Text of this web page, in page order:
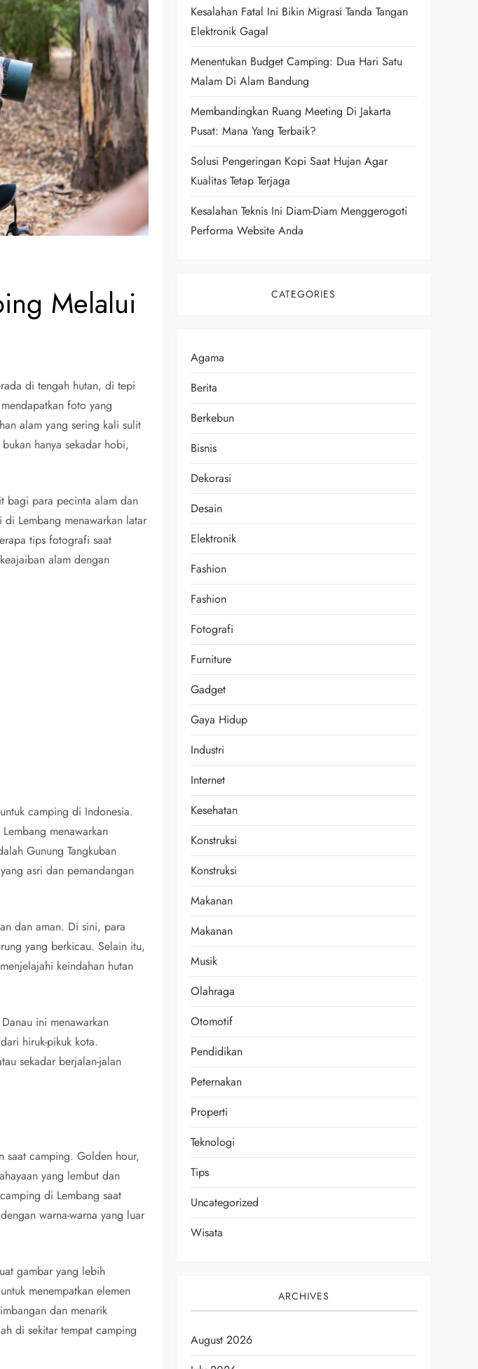
Melalui
di tengah hutan, di tepi
foto yang
alam yang sering kali sulit
hanya sekadar hobi,
bagi para pecinta alam dan
Lembang menawarkan latar
tips fotografi saat
alam dengan
camping di Indonesia.
menawarkan
Gunung Tangkuban
asri dan pemandangan
dan aman. Di sini, para
yang berkicau. Selain itu,
keindahan hutan
ini menawarkan
hiruk-pikuk kota.
sekadar berjalan-jalan
saat camping. Golden hour,
yang lembut dan
di Lembang saat
warna-warna yang luar
gambar yang lebih
menempatkan elemen
dan menarik
di sekitar tempat camping
Kesalahan Fatal Ini Bikin Migrasi Tanda Tangan
Elektronik Gagal
Menentukan Budget Camping: Dua Hari Satu
Malam Di Alam Bandung
Membandingkan Ruang Meeting Di Jakarta
Pusat: Mana Yang Terbaik?
Solusi Pengeringan Kopi Saat Hujan Agar
Kualitas Tetap Terjaga
Kesalahan Teknis Ini Diam-Diam Menggerogoti
Performa Website Anda
CATEGORIES
Agama
Berita
Berkebun
Bisnis
Dekorasi
Desain
Elektronik
Fashion
Fashion
Fotografi
Furniture
Gadget
Gaya Hidup
Industri
Internet
Kesehatan
Konstruksi
Konstruksi
Makanan
Makanan
Musik
Olahraga
Otomotif
Pendidikan
Peternakan
Properti
Teknologi
Tips
Uncategorized
Wisata
ARCHIVES
August 2026